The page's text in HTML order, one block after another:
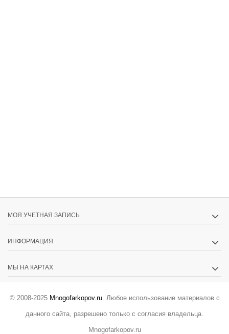
МОЯ УЧЕТНАЯ ЗАПИСЬ
ИНФОРМАЦИЯ
МЫ НА КАРТАХ
© 2008-2025 Mnogofarkopov.ru. Любое использование материалов с
данного сайта, разрешено только с согласия владельца.
Mnogofarkopov.ru